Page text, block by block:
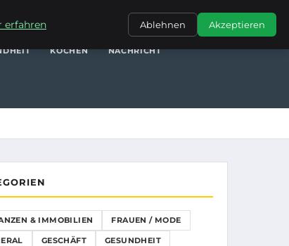
FRAUEN / MODEGENERALGESCHÄFT
KOCHEN NACHRICHT
& IMMOBILIEN FRAUEN / MODE
GESCHÄFT GESUNDHEIT
erfahren Ablehnen Akzeptieren